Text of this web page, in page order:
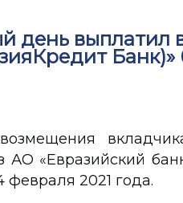
день выплатил
АО «Евразийский
февраля 2021 года.